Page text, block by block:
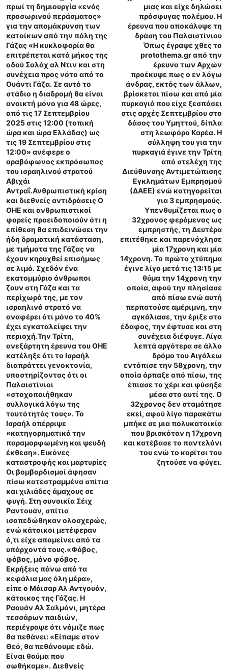
πρωί τη δημιουργία «ενός
προσωρινού περάσματος»
για την απομάκρυνση των
κατοίκων από την πόλη της
Γάζας «Η κυκλοφορία θα
επιτρέπεται κατά μήκος της
οδού Σαλάχ αλ Ντιν και στη
συνέχεια προς νότο από το
Ουάντι Γάζα. Σε αυτό το
στάδιο η διαδρομή θα είναι
ανοικτή μόνο για 48 ώρες,
από τις 17 Σεπτεμβρίου
2025 στις 12:00 (τοπική
ώρα και ώρα Ελλάδας) ως
τις 19 Σεπτεμβρίου στις
12:00» ανέφερε ο
αραβόφωνος εκπρόσωπος
του ισραηλινού στρατού
Αβιχάι
Αντραΐ.Ανθρωπιστική κρίση
και διεθνείς αντιδράσεις Ο
ΟΗΕ και ανθρωπιστικοί
φορείς προειδοποιούν ότι η
επίθεση θα επιδεινώσει την
ήδη δραματική κατάσταση,
με τμήματα της Γάζας να
έχουν κηρυχθεί επισήμως
σε λιμό. Σχεδόν ένα
εκατομμύριο άνθρωποι
ζουν στη Γάζα και τα
περίχωρά της, με τον
ισραηλινό στρατό να
αναφέρει ότι μόνο το 40%
έχει εγκαταλείψει την
περιοχή.Την Τρίτη,
ανεξάρτητη έρευνα του ΟΗΕ
κατέληξε ότι το Ισραήλ
διαπράττει γενοκτονία,
υποστηρίζοντας ότι οι
Παλαιστίνιοι
«στοχοποιήθηκαν
συλλογικά λόγω της
ταυτότητάς τους». Το
Ισραήλ απέρριψε
«κατηγορηματικά την
παραμορφωμένη και ψευδή
έκθεση». Εικόνες
καταστροφής και μαρτυρίες
Οι βομβαρδισμοί άφησαν
πίσω κατεστραμμένα σπίτια
και χιλιάδες άμαχους σε
φυγή. Στη συνοικία Σέιχ
Ραντουάν, σπίτια
ισοπεδώθηκαν ολοσχερώς,
ενώ κάτοικοι μετέφεραν
ό,τι είχε απομείνει από τα
υπάρχοντά τους.«Φόβος,
φόβος, μόνο φόβος.
Εκρήξεις πάνω από τα
κεφάλια μας όλη μέρα»,
είπε ο Μάισαρ Αλ Αντγουάν,
κάτοικος της Γάζας. Η
Ραουάν Αλ Σαλμόνι, μητέρα
τεσσάρων παιδιών,
περιέγραψε ότι νόμιζε πως
θα πεθάνει: «Είπαμε στον
Θεό, θα πεθάνουμε εδώ.
Είναι θαύμα που
σωθήκαμε». Διεθνείς
μιας και είχε δηλώσει
πρόσφυγας πολέμου. Η
έρευνα που αποκάλυψε τη
δράση του Παλαιστίνιου
Όπως έγραψε χθες το
protothema.gr από την
έρευνα των Αρχών
προέκυψε πως ο εν λόγω
άνδρας, εκτός των άλλων,
βρίσκεται πίσω και από μία
πυρκαγιά που είχε ξεσπάσει
στις αρχές Σεπτεμβρίου στο
δάσος του Υμηττού, δίπλα
στη λεωφόρο Καρέα. Η
σύλληψη του για την
πυρκαγιά έγινε την Τρίτη
από στελέχη της
Διεύθυνσης Αντιμετώπισης
Εγκλημάτων Εμπρησμού
(ΔΑΕΕ) ενώ κατηγορείται
για 3 εμπρησμούς.
Υπενθυμίζεται πως ο
32χρονος φερόμενος ως
εμπρηστής, τη Δευτέρα
επιτέθηκε και παρενόχλησε
μία 17χρονη και μία
14χρονη. Το πρώτο χτύπημα
έγινε λίγο μετά τις 13:15 με
θύμα την 14χρονη την
οποία, αφού την πλησίασε
από πίσω ενώ αυτή
περπατούσε αμέριμνη, την
αγκάλιασε, την έριξε στο
έδαφος, την έφτυσε και στη
συνέχεια διέφυγε. Λίγα
λεπτά αργότερα σε άλλο
δρόμο του Αιγάλεω
εντόπισε την 58χρονη, την
οποία άρπαξε από πίσω, της
έπιασε το χέρι και φύσηξε
μέσα στο αυτί της. Ο
32χρονος δεν σταμάτησε
εκεί, αφού λίγο παρακάτω
μπήκε σε μια πολυκατοικία
που βρισκόταν η 17χρονη
και κατέβασε το παντελόνι
του ενώ το κορίτσι του
ζητούσε να φύγει.